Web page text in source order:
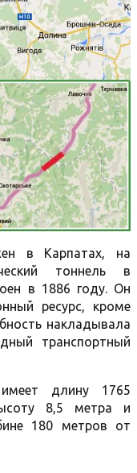
в Карпатах, на
тоннель в
в 1886 году. Он
ресурс, кроме
накладывала
транспортный
длину 1765
8,5 метра и
180 метров от